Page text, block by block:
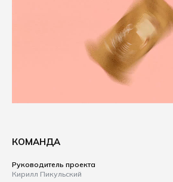
КОМАНДА
Руководитель проекта
Кирилл Пикульский